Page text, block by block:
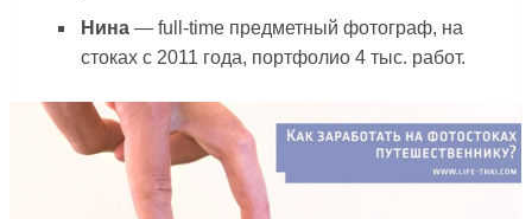
Нина— full-time предметный фотограф, на
стоках с 2011 года, портфолио 4 тыс. работ.